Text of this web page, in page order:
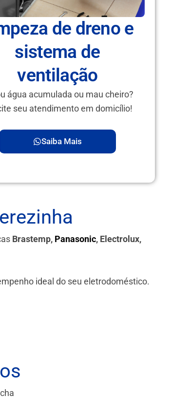
de dreno e
sistema de
ventilação
água acumulada ou mau cheiro?
seu atendimento em domicílio!
Saiba Mais
Brastemp, Panasonic, Electrolux,
ideal do seu eletrodoméstico.